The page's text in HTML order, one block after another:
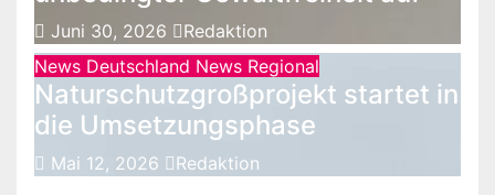
Juni 30, 2026
Redaktion
News Deutschland News Regional
Naturschutzgroßprojekt startet in
die Umsetzungsphase
Mai 12, 2026 Redaktion